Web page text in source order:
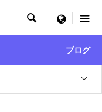
 menu
ブログ